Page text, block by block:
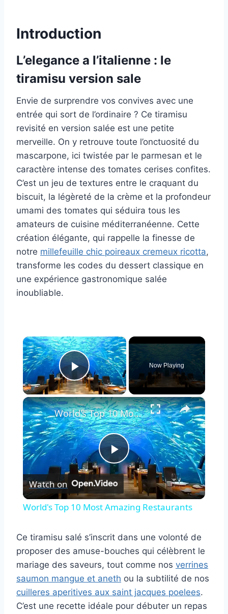
Introduction
L’elegance a l’italienne : le
tiramisu version sale
Envie de surprendre vos convives avec une
entrée qui sort de l’ordinaire ? Ce tiramisu
revisité en version salée est une petite
merveille. On y retrouve toute l’onctuosité du
mascarpone, ici twistée par le parmesan et le
caractère intense des tomates cerises confites.
C’est un jeu de textures entre le craquant du
biscuit, la légèreté de la crème et la profondeur
umami des tomates qui séduira tous les
amateurs de cuisine méditerranéenne. Cette
création élégante, qui rappelle la finesse de
notre millefeuille chic poireaux cremeux ricotta,
transforme les codes du dessert classique en
une expérience gastronomique salée
inoubliable.
×
Play Video
Now Playing
×
Play
Video
World's Top 10 Most Amazing Restaurants
Watch on
World's Top 10 Most Amazing Restaurants
Ce tiramisu salé s’inscrit dans une volonté de
proposer des amuse-bouches qui célèbrent le
mariage des saveurs, tout comme nos verrines
saumon mangue et aneth ou la subtilité de nos
cuilleres aperitives aux saint jacques poelees.
C’est une recette idéale pour débuter un repas